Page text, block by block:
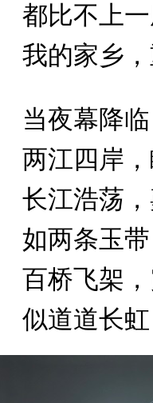
都比不上
我的家乡，
当夜幕降
两江四岸，
长江浩荡，
如两条玉
百桥飞架，
似道道长虹